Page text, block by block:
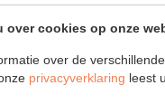
over cookies op onze
over de verschillende
privacyverklaring leest
vragen